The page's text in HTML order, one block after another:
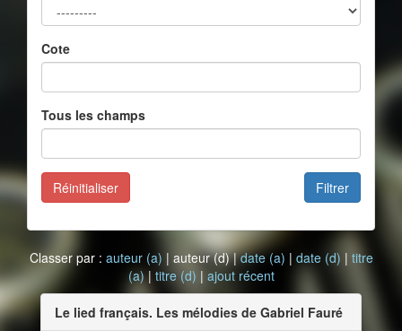
Cote
Tous les champs
Filtrer
Réinitialiser
Classer par : auteur (a) | auteur (d) |date (a) | date (d) | titre
(a)| titre (d) | ajout récent
Le lied français. Les mélodies de Gabriel Fauré